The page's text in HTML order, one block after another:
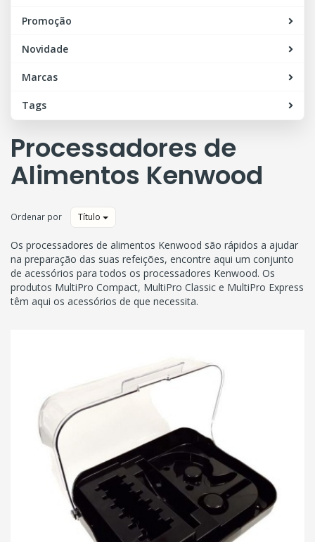
Promoção
Novidade
Marcas
Tags
Processadores de
Alimentos Kenwood
Ordenar por Título
Os processadores de alimentos Kenwood são rápidos a ajudar
na preparação das suas refeições, encontre aqui um conjunto
de acessórios para todos os processadores Kenwood. Os
produtos MultiPro Compact, MultiPro Classic e MultiPro Express
têm aqui os acessórios de que necessita.